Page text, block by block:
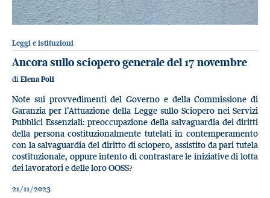
Leggi e istituzioni
Ancora sullo sciopero generale del 17 novembre
di Elena Poli
Note sui provvedimenti del Governo e della Commissione di
Garanzia per l’Attuazione della Legge sullo Sciopero nei Servizi
Pubblici Essenziali: preoccupazione della salvaguardia dei diritti
della persona costituzionalmente tutelati in contemperamento
con la salvaguardia del diritto di sciopero, assistito da pari tutela
costituzionale, oppure intento di contrastare le iniziative di lotta
dei lavoratori e delle loro OOSS?
21/11/2023